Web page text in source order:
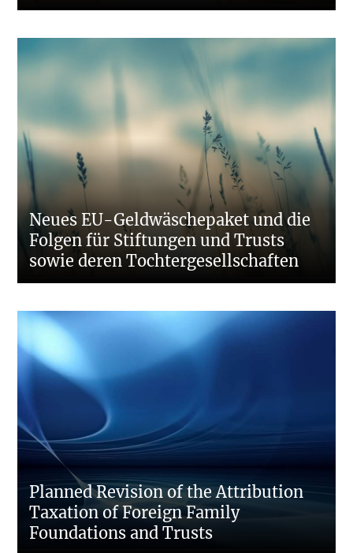
Neues EU-Geldwäschepaket und die
Folgen für Stiftungen und Trusts
sowie deren Tochtergesellschaften
Planned Revision of the Attribution
Taxation of Foreign Family
Foundations and Trusts